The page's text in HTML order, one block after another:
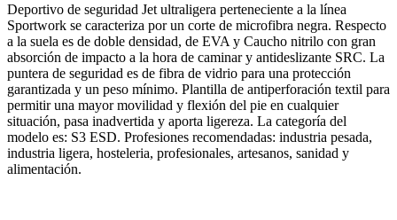
Deportivo de seguridad Jet ultraligera perteneciente a la línea
Sportwork se caracteriza por un corte de microfibra negra. Respecto
a la suela es de doble densidad, de EVA y Caucho nitrilo con gran
absorción de impacto a la hora de caminar y antideslizante SRC. La
puntera de seguridad es de fibra de vidrio para una protección
garantizada y un peso mínimo. Plantilla de antiperforación textil para
permitir una mayor movilidad y flexión del pie en cualquier
situación, pasa inadvertida y aporta ligereza. La categoría del
modelo es: S3 ESD. Profesiones recomendadas: industria pesada,
industria ligera, hosteleria, profesionales, artesanos, sanidad y
alimentación.